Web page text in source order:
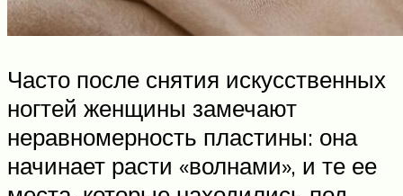
Часто после снятия искусственных
ногтей женщины замечают
неравномерность пластины: она
начинает расти «волнами», и те ее